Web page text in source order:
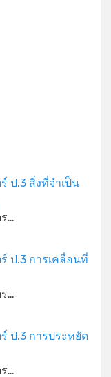
ป.3 สิ่งที่จำเป็น
…
ป.3 การเคลื่อนที่
…
ป.3 การประหยัด
…